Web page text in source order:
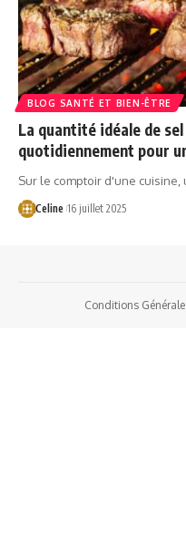
BLOG SANTÉ ET BIEN-ÊTRE
La quantité idéale de
quotidiennement pour
Sur le comptoir d'une
Celine 16 juillet 2025
Conditions